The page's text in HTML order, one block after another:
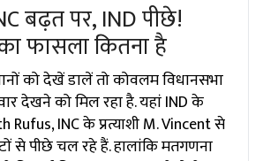
बढ़त पर, IND पीछे!
फासला कितना है
को देखें डालें तो कोवलम विधानसभा
देखने को मिल रहा है. यहां IND के
Rufus, INC के प्रत्याशी M. Vincent से
से पीछे चल रहे हैं. हालांकि मतगणना